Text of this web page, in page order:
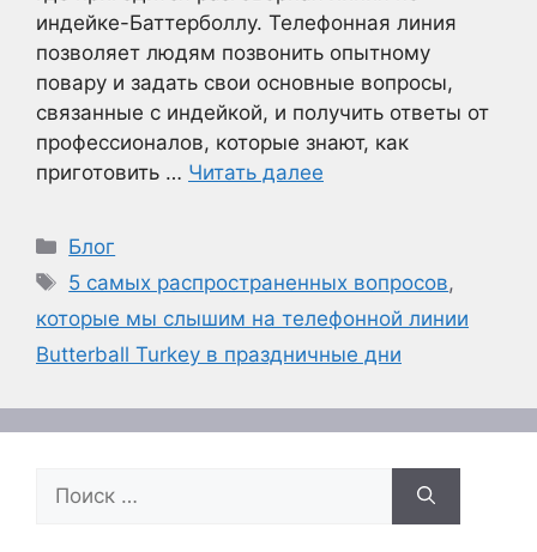
индейке-Баттерболлу. Телефонная линия
позволяет людям позвонить опытному
повару и задать свои основные вопросы,
связанные с индейкой, и получить ответы от
профессионалов, которые знают, как
приготовить … Читать далее
Рубрики
Блог
Метки
5 самых распространенных вопросов,
которые мы слышим на телефонной линии
Butterball Turkey в праздничные дни
Поиск: